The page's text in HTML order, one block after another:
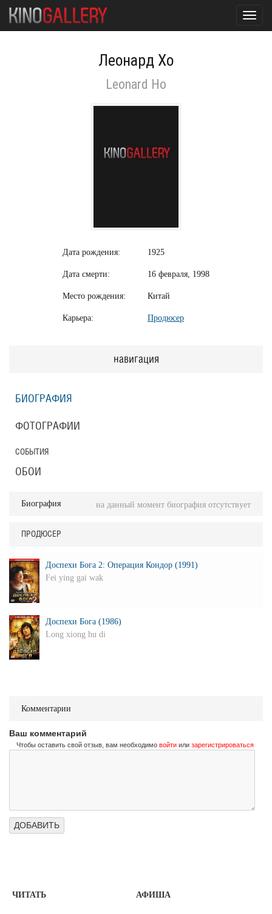
Леонард Хо
Leonard Ho
Дата рождения: 1925
Дата смерти: 16 февраля, 1998
Место рождения: Китай
Карьера: Продюсер
навигация
БИОГРАФИЯ
ФОТОГРАФИИ
СОБЫТИЯ
ОБОИ
Биография на данный момент биография отсутствует
ПРОДЮСЕР
Доспехи Бога 2: Операция Кондор (1991)
Fei ying gai wak
Доспехи Бога (1986)
Long xiong hu di
Комментарии
Ваш комментарий
Чтобы оставить свой отзыв, вам необходимо войти или зарегистрироваться
ЧИТАТЬ АФИША